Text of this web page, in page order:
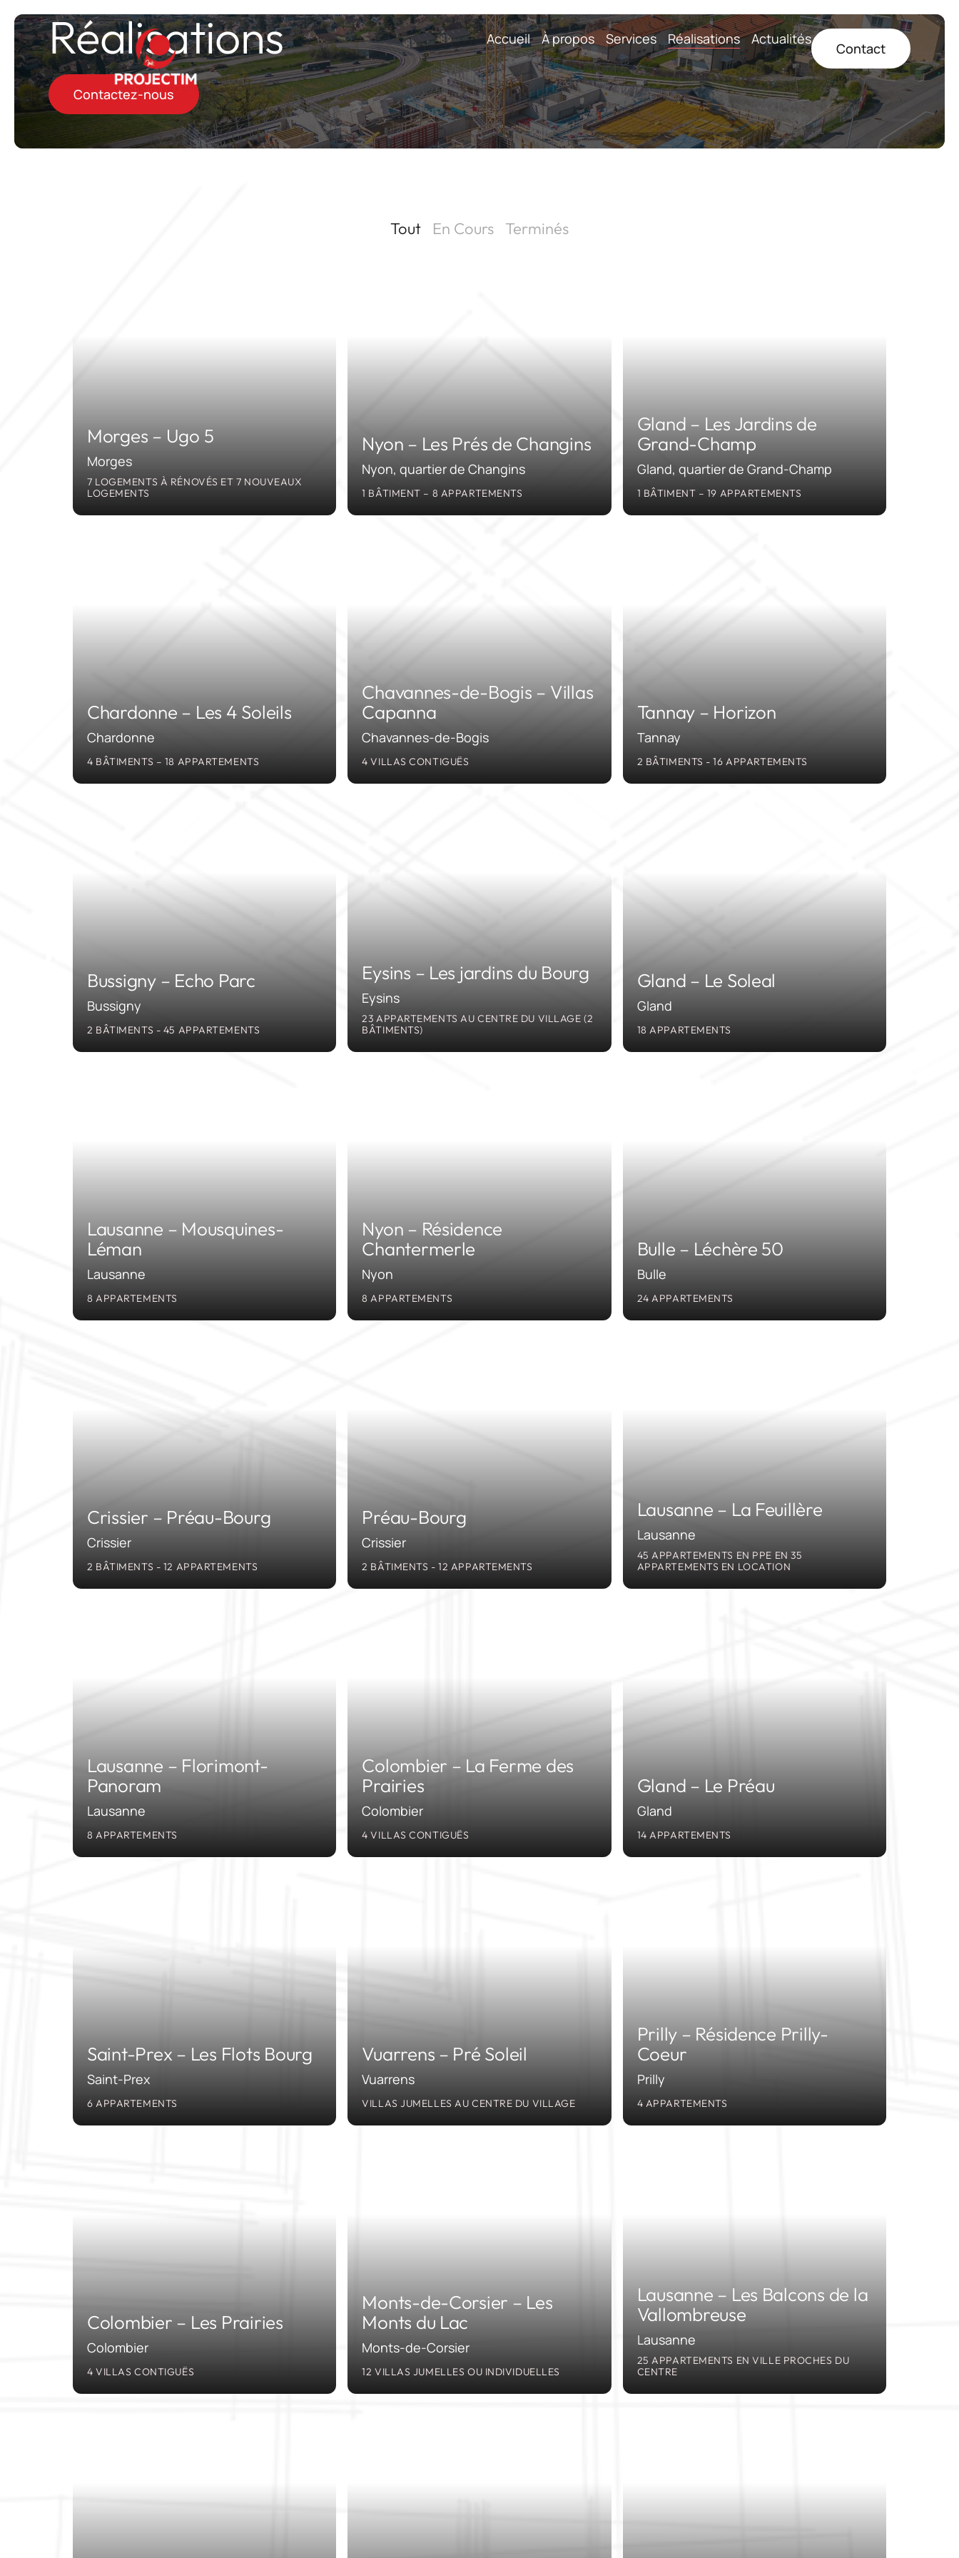
Accueil À propos Services Réalisations Actualités
Contact
Réalisations
Contactez-nous
En Cours Terminés
Tout
Morges – Ugo 5
Morges
7 LOGEMENTS À RÉNOVÉS ET 7 NOUVEAUX
LOGEMENTS
Nyon – Les Prés de Changins
Nyon, quartier de Changins
1 BÂTIMENT – 8 APPARTEMENTS
Gland – Les Jardins de
Grand-Champ
Gland, quartier de Grand-Champ
1 BÂTIMENT – 19 APPARTEMENTS
Chardonne – Les 4 Soleils
Chardonne
4 BÂTIMENTS – 18 APPARTEMENTS
Chavannes-de-Bogis – Villas
Capanna
Chavannes-de-Bogis
4 VILLAS CONTIGUËS
Tannay – Horizon
Tannay
2 BÂTIMENTS - 16 APPARTEMENTS
Bussigny – Echo Parc
Bussigny
2 BÂTIMENTS - 45 APPARTEMENTS
Eysins – Les jardins du Bourg
Eysins
23 APPARTEMENTS AU CENTRE DU VILLAGE (2
BÂTIMENTS)
Gland – Le Soleal
Gland
18 APPARTEMENTS
Lausanne – Mousquines-
Léman
Lausanne
8 APPARTEMENTS
Nyon – Résidence
Chantermerle
Nyon
8 APPARTEMENTS
Bulle – Léchère 50
Bulle
24 APPARTEMENTS
Crissier – Préau-Bourg
Crissier
2 BÂTIMENTS - 12 APPARTEMENTS
Préau-Bourg
Crissier
2 BÂTIMENTS - 12 APPARTEMENTS
Lausanne – La Feuillère
Lausanne
45 APPARTEMENTS EN PPE EN 35
APPARTEMENTS EN LOCATION
Lausanne – Florimont-
Panoram
Lausanne
8 APPARTEMENTS
Colombier – La Ferme des
Prairies
Colombier
4 VILLAS CONTIGUËS
Gland – Le Préau
Gland
14 APPARTEMENTS
Saint-Prex – Les Flots Bourg
Saint-Prex
6 APPARTEMENTS
Vuarrens – Pré Soleil
Vuarrens
VILLAS JUMELLES AU CENTRE DU VILLAGE
Prilly – Résidence Prilly-
Coeur
Prilly
4 APPARTEMENTS
Colombier – Les Prairies
Colombier
4 VILLAS CONTIGUËS
Monts-de-Corsier – Les
Monts du Lac
Monts-de-Corsier
12 VILLAS JUMELLES OU INDIVIDUELLES
Lausanne – Les Balcons de la
Vallombreuse
Lausanne
25 APPARTEMENTS EN VILLE PROCHES DU
CENTRE